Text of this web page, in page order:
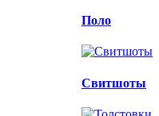
Поло
Свитшоты